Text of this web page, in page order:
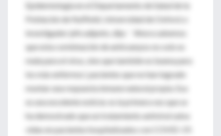
Epidemiología en el Departamento de Salud de la
Población de Nuffield, Universidad de Oxford, e
investigador jefe adjunto, dijo: ``Ahora sabemos
que esta combinación de anticuerpos no solo es
mala para el virus, sino que también es buena para
los más enfermos', pacientes que no han logrado
montar una respuesta inmune natural propia. Esa
es una excelente noticia: es la primera vez que se
ha demostrado que un tratamiento antiviral salva
vidas en pacientes hospitalizados con COVID-19.